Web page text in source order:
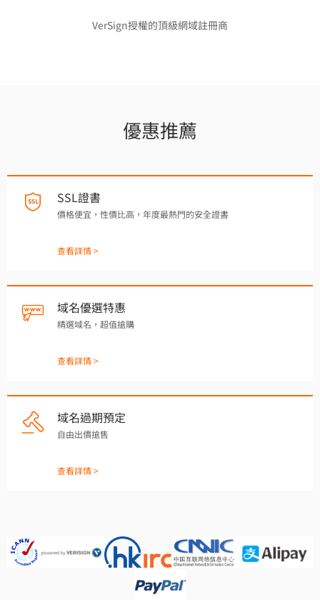
VerSign授權的頂級網域註冊商
優惠推薦
SSL證書
價格便宜，性價比高，年度最熱門的安全證書
查看詳情 >
域名優選特惠
精選域名，超值搶購
查看詳情 >
域名過期預定
自由出價搶售
查看詳情 >